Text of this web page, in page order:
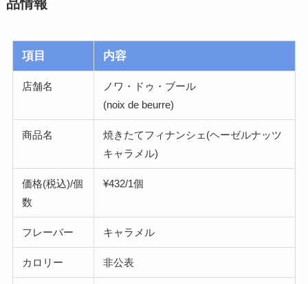
品情報
項目 内容
店舗名
ノワ・ドゥ・ブール
(noix de beurre)
商品名
焼きたてフィナンシェ(ヘーゼルナッツ
キャラメル)
価格(税込)/個
数
¥432/1個
フレーバー キャラメル
カロリー 非公表